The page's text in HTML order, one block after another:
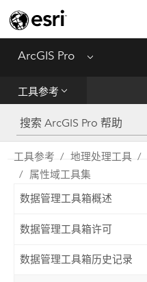
ArcGIS Pro Menu
工具参考
工具参考
Python
SDK
工具参考 地理处理工具
属性域工具集
数据管理工具箱概述
数据管理工具箱许可
数据管理工具箱历史记录